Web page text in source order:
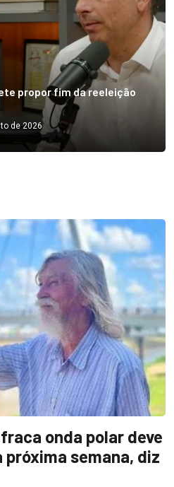
propor fim da reeleição
de 2026
onda polar deve
próxima semana, diz